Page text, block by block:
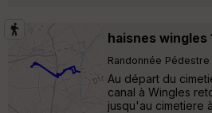
haisnes wingles
Randonnée Pédestre
Au départ du
canal à Wingles
jusqu'au cimetiere